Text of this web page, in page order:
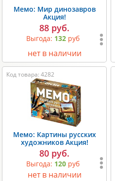
Мемо: Мир динозавров
Акция!
88 руб.
Выгода: 132 руб
нет в наличии
Код товара: 4282
Мемо: Картины русских
художников Акция!
80 руб.
Выгода: 120 руб
нет в наличии